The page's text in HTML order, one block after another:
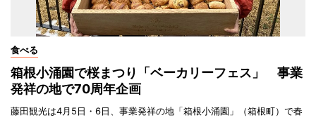
食べる
箱根小涌園で桜まつり「ベーカリーフェス」 事業
発祥の地で70周年企画
藤田観光は4月5日・6日、事業発祥の地「箱根小涌園」（箱根町）で春